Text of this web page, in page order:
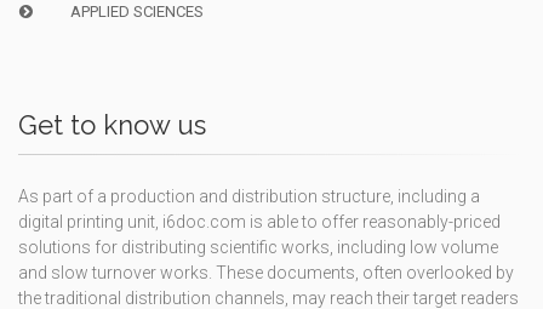
APPLIED SCIENCES
Get to know us
As part of a production and distribution structure, including a
digital printing unit, i6doc.com is able to offer reasonably-priced
solutions for distributing scientific works, including low volume
and slow turnover works. These documents, often overlooked by
the traditional distribution channels, may reach their target readers